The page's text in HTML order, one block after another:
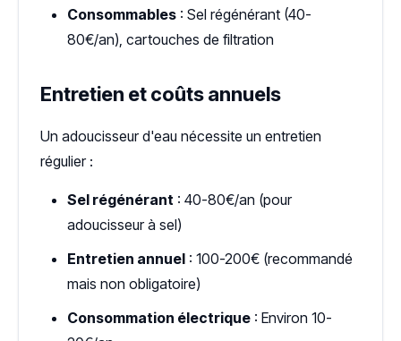
Consommables : Sel régénérant (40-
80€/an), cartouches de filtration
Entretien et coûts annuels
Un adoucisseur d'eau nécessite un entretien
régulier :
Sel régénérant : 40-80€/an (pour
adoucisseur à sel)
Entretien annuel : 100-200€ (recommandé
mais non obligatoire)
Consommation électrique : Environ 10-